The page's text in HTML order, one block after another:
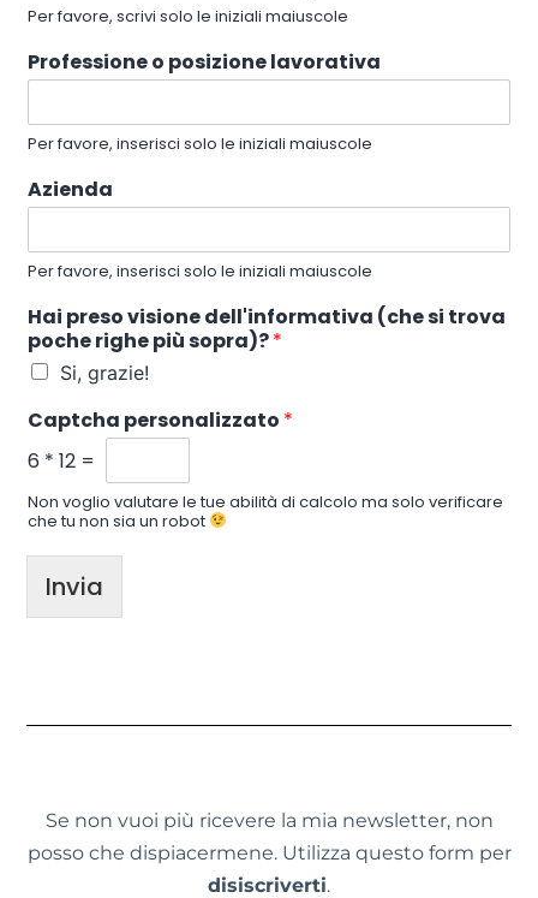
Per favore, scrivi solo le iniziali maiuscole
Professione o posizione lavorativa
Per favore, inserisci solo le iniziali maiuscole
Azienda
Per favore, inserisci solo le iniziali maiuscole
Hai preso visione dell'informativa (che si trova
poche righe più sopra)?*
Si, grazie!
Captcha personalizzato *
6 * 12 =
Non voglio valutare le tue abilità di calcolo ma solo verificare
che tu non sia un robot
Invia
Se non vuoi più ricevere la mia newsletter, non
posso che dispiacermene. Utilizza questo form per
disiscriverti.